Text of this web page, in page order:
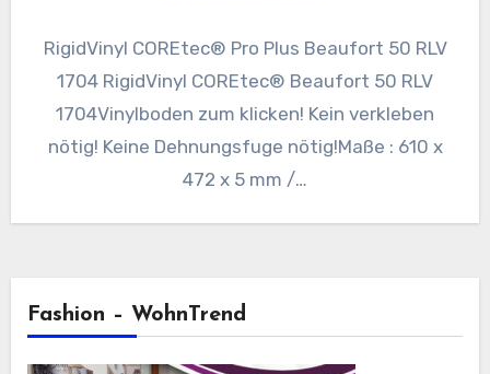
RigidVinyl COREtec® Pro Plus Beaufort 50 RLV
1704 RigidVinyl COREtec® Beaufort 50 RLV
1704Vinylboden zum klicken! Kein verkleben
nötig! Keine Dehnungsfuge nötig!Maße : 610 x
472 x 5 mm /…
Fashion – WohnTrend